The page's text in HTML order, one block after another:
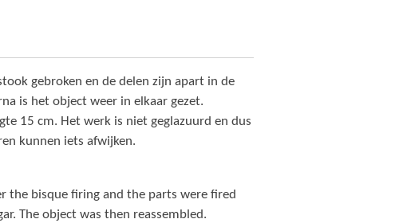
gebroken en de delen zijn apart in de
is het object weer in elkaar gezet.
15 cm. Het werk is niet geglazuurd en dus
kunnen iets afwijken.
the bisque firing and the parts were fired
The object was then reassembled.